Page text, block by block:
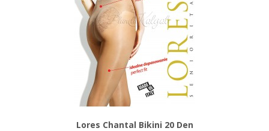
Lores Chantal Bikini 20 Den